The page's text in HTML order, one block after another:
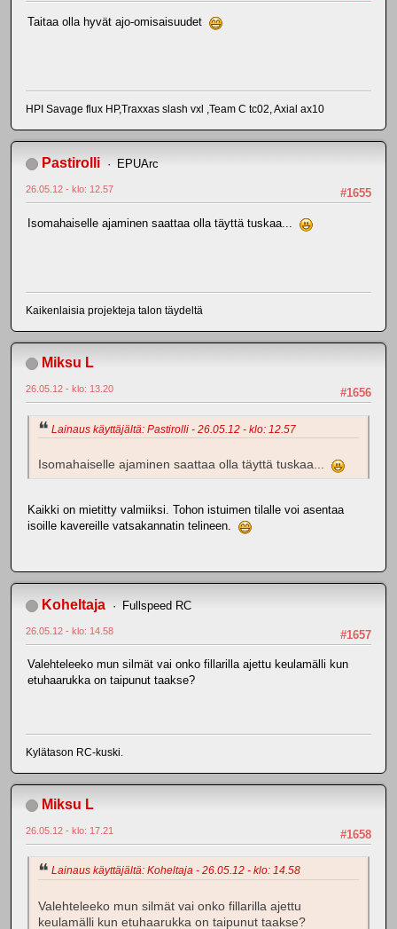
Taitaa olla hyvät ajo-omisaisuudet
HPI Savage flux HP,Traxxas slash vxl ,Team C tc02, Axial ax10
Pastirolli EPUArc
#1655
26.05.12 - klo: 12.57
Isomahaiselle ajaminen saattaa olla täyttä tuskaa...
Kaikenlaisia projekteja talon täydeltä
Miksu L
#1656
26.05.12 - klo: 13.20
Lainaus käyttäjältä: Pastirolli - 26.05.12 - klo: 12.57
Isomahaiselle ajaminen saattaa olla täyttä tuskaa...
Kaikki on mietitty valmiiksi. Tohon istuimen tilalle voi asentaa
isoille kavereille vatsakannatin telineen.
Koheltaja Fullspeed RC
#1657
26.05.12 - klo: 14.58
Valehteleeko mun silmät vai onko fillarilla ajettu keulamälli kun
etuhaarukka on taipunut taakse?
Kylätason RC-kuski.
Miksu L
#1658
26.05.12 - klo: 17.21
Lainaus käyttäjältä: Koheltaja - 26.05.12 - klo: 14.58
Valehteleeko mun silmät vai onko fillarilla ajettu
keulamälli kun etuhaarukka on taipunut taakse?